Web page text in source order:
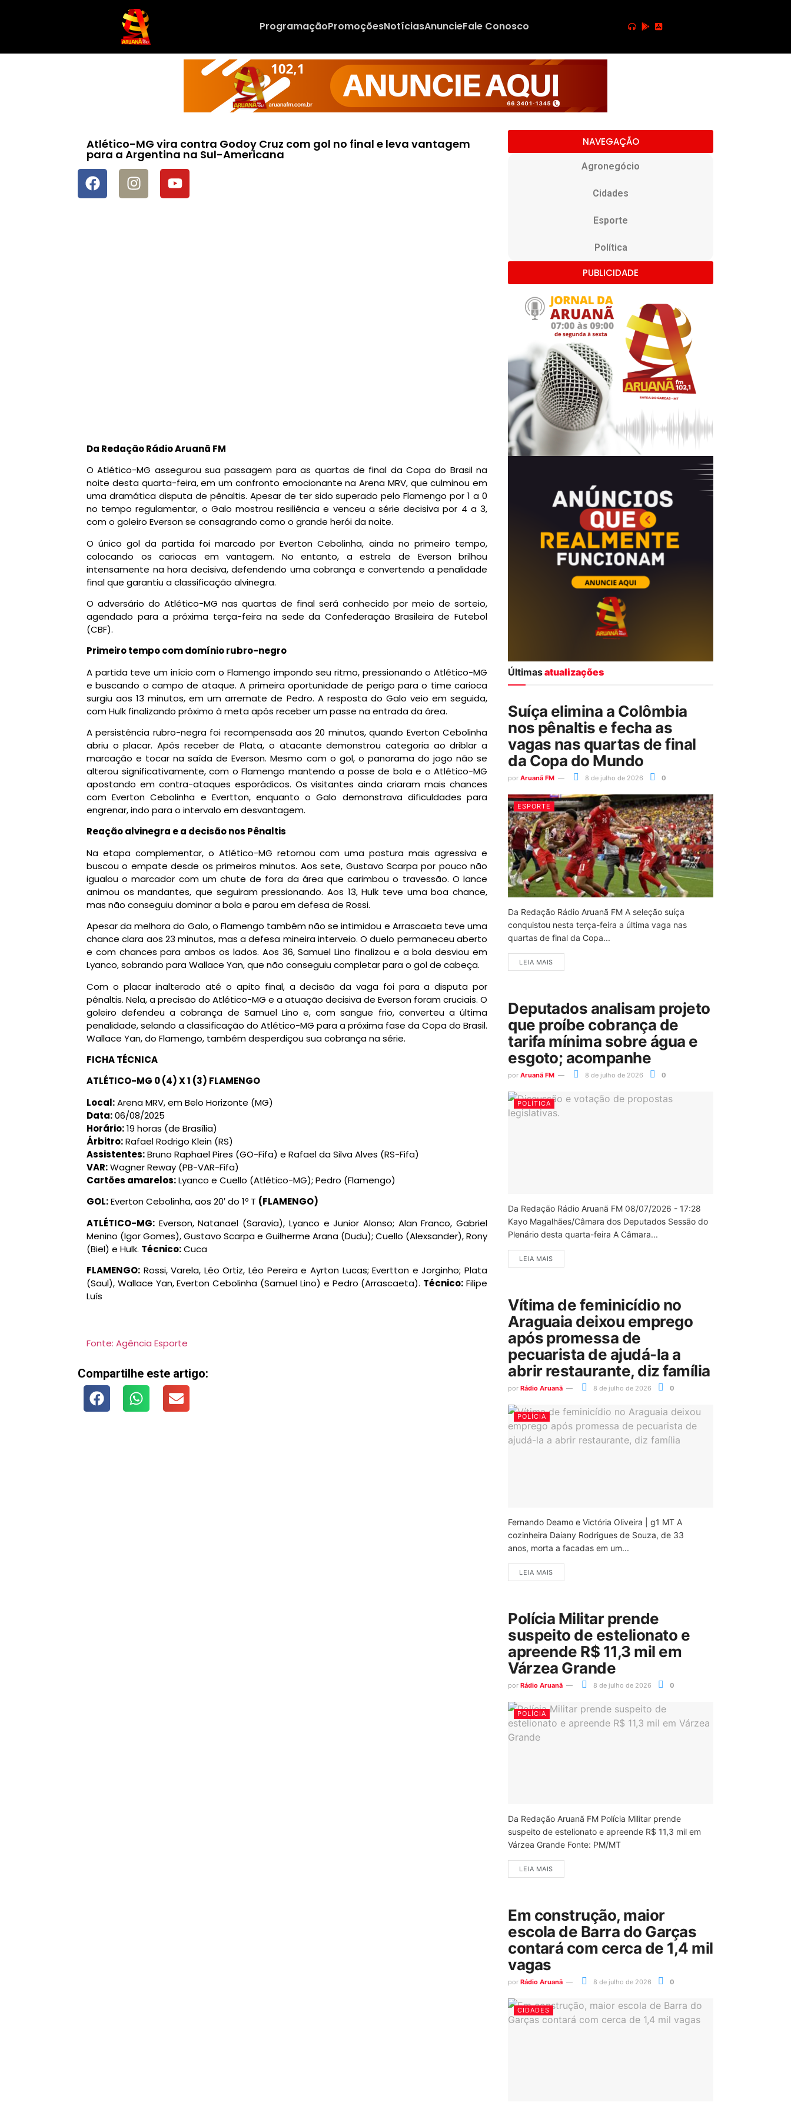
ProgramaçãoPromoçõesNotíciasAnuncieFale Conosco
Atlético-MG vira contra Godoy Cruz com gol no final e leva vantagem
para a Argentina na Sul-Americana
Da Redação Rádio Aruanã FM
O Atlético-MG assegurou sua passagem para as quartas de final da Copa do Brasil na
noite desta quarta-feira, em um confronto emocionante na Arena MRV, que culminou em
uma dramática disputa de pênaltis. Apesar de ter sido superado pelo Flamengo por 1 a 0
no tempo regulamentar, o Galo mostrou resiliência e venceu a série decisiva por 4 a 3,
com o goleiro Everson se consagrando como o grande herói da noite.
O único gol da partida foi marcado por Everton Cebolinha, ainda no primeiro tempo,
colocando os cariocas em vantagem. No entanto, a estrela de Everson brilhou
intensamente na hora decisiva, defendendo uma cobrança e convertendo a penalidade
final que garantiu a classificação alvinegra.
O adversário do Atlético-MG nas quartas de final será conhecido por meio de sorteio,
agendado para a próxima terça-feira na sede da Confederação Brasileira de Futebol
(CBF).
Primeiro tempo com domínio rubro-negro
A partida teve um início com o Flamengo impondo seu ritmo, pressionando o Atlético-MG
e buscando o campo de ataque. A primeira oportunidade de perigo para o time carioca
surgiu aos 13 minutos, em um arremate de Pedro. A resposta do Galo veio em seguida,
com Hulk finalizando próximo à meta após receber um passe na entrada da área.
A persistência rubro-negra foi recompensada aos 20 minutos, quando Everton Cebolinha
abriu o placar. Após receber de Plata, o atacante demonstrou categoria ao driblar a
marcação e tocar na saída de Everson. Mesmo com o gol, o panorama do jogo não se
alterou significativamente, com o Flamengo mantendo a posse de bola e o Atlético-MG
apostando em contra-ataques esporádicos. Os visitantes ainda criaram mais chances
com Everton Cebolinha e Evertton, enquanto o Galo demonstrava dificuldades para
engrenar, indo para o intervalo em desvantagem.
Reação alvinegra e a decisão nos Pênaltis
Na etapa complementar, o Atlético-MG retornou com uma postura mais agressiva e
buscou o empate desde os primeiros minutos. Aos sete, Gustavo Scarpa por pouco não
igualou o marcador com um chute de fora da área que carimbou o travessão. O lance
animou os mandantes, que seguiram pressionando. Aos 13, Hulk teve uma boa chance,
mas não conseguiu dominar a bola e parou em defesa de Rossi.
Apesar da melhora do Galo, o Flamengo também não se intimidou e Arrascaeta teve uma
chance clara aos 23 minutos, mas a defesa mineira interveio. O duelo permaneceu aberto
e com chances para ambos os lados. Aos 36, Samuel Lino finalizou e a bola desviou em
Lyanco, sobrando para Wallace Yan, que não conseguiu completar para o gol de cabeça.
Com o placar inalterado até o apito final, a decisão da vaga foi para a disputa por
pênaltis. Nela, a precisão do Atlético-MG e a atuação decisiva de Everson foram cruciais. O
goleiro defendeu a cobrança de Samuel Lino e, com sangue frio, converteu a última
penalidade, selando a classificação do Atlético-MG para a próxima fase da Copa do Brasil.
Wallace Yan, do Flamengo, também desperdiçou sua cobrança na série.
FICHA TÉCNICA
ATLÉTICO-MG 0 (4) X 1 (3) FLAMENGO
Local:Arena MRV, em Belo Horizonte (MG)
Data:06/08/2025
Horário:19 horas (de Brasília)
Árbitro:Rafael Rodrigo Klein (RS)
Assistentes:Bruno Raphael Pires (GO-Fifa) e Rafael da Silva Alves (RS-Fifa)
VAR:Wagner Reway (PB-VAR-Fifa)
Cartões amarelos:Lyanco e Cuello (Atlético-MG); Pedro (Flamengo)
GOL:Everton Cebolinha, aos 20′ do 1º T (FLAMENGO)
ATLÉTICO-MG: Everson, Natanael (Saravia), Lyanco e Junior Alonso; Alan Franco, Gabriel
Menino (Igor Gomes), Gustavo Scarpa e Guilherme Arana (Dudu); Cuello (Alexsander), Rony
(Biel) e Hulk. Técnico:Cuca
FLAMENGO: Rossi, Varela, Léo Ortiz, Léo Pereira e Ayrton Lucas; Evertton e Jorginho; Plata
(Saul), Wallace Yan, Everton Cebolinha (Samuel Lino) e Pedro (Arrascaeta). Técnico: Filipe
Luís
Fonte: Agência Esporte
Compartilhe este artigo:
NAVEGAÇÃO
Agronegócio
Cidades
Esporte
Política
PUBLICIDADE
Últimasatualizações
Suíça elimina a Colômbia
nos pênaltis e fecha as
vagas nas quartas de final
da Copa do Mundo
por Aruanã FM 8 de julho de 2026 0
ESPORTE
Da Redação Rádio Aruanã FM A seleção suíça
conquistou nesta terça-feira a última vaga nas
quartas de final da Copa...
LEIA MAIS
Deputados analisam projeto
que proíbe cobrança de
tarifa mínima sobre água e
esgoto; acompanhe
por Aruanã FM 8 de julho de 2026 0
POLÍTICA
Da Redação Rádio Aruanã FM 08/07/2026 - 17:28
Kayo Magalhães/Câmara dos Deputados Sessão do
Plenário desta quarta-feira A Câmara...
LEIA MAIS
Vítima de feminicídio no
Araguaia deixou emprego
após promessa de
pecuarista de ajudá-la a
abrir restaurante, diz família
por Rádio Aruanã 8 de julho de 2026 0
POLÍCIA
Fernando Deamo e Victória Oliveira | g1 MT A
cozinheira Daiany Rodrigues de Souza, de 33
anos, morta a facadas em um...
LEIA MAIS
Polícia Militar prende
suspeito de estelionato e
apreende R$ 11,3 mil em
Várzea Grande
por Rádio Aruanã 8 de julho de 2026 0
POLÍCIA
Da Redação Aruanã FM Polícia Militar prende
suspeito de estelionato e apreende R$ 11,3 mil em
Várzea Grande Fonte: PM/MT
LEIA MAIS
Em construção, maior
escola de Barra do Garças
contará com cerca de 1,4 mil
vagas
por Rádio Aruanã 8 de julho de 2026 0
CIDADES